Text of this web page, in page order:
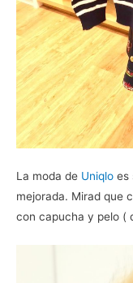
La moda de Uniqlo es
mejorada. Mirad que
con capucha y pelo (